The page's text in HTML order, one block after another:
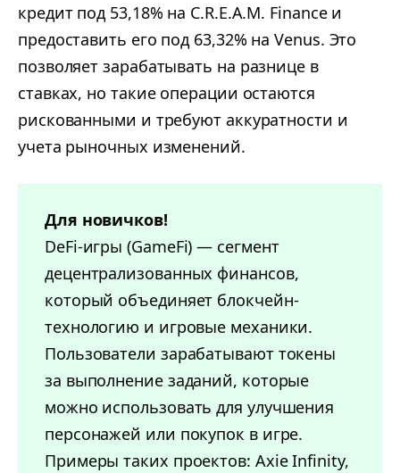
кредит под 53,18% на C.R.E.A.M. Finance и
предоставить его под 63,32% на Venus. Это
позволяет зарабатывать на разнице в
ставках, но такие операции остаются
рискованными и требуют аккуратности и
учета рыночных изменений.
Для новичков!
DeFi-игры (GameFi) — сегмент
децентрализованных финансов,
который объединяет блокчейн-
технологию и игровые механики.
Пользователи зарабатывают токены
за выполнение заданий, которые
можно использовать для улучшения
персонажей или покупок в игре.
Примеры таких проектов: Axie Infinity,